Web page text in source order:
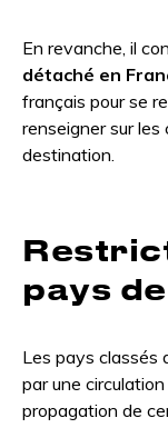
En revanche, il
détaché en
français pour se
renseigner sur les
destination.
pays
Les pays classés
par une
propagation de